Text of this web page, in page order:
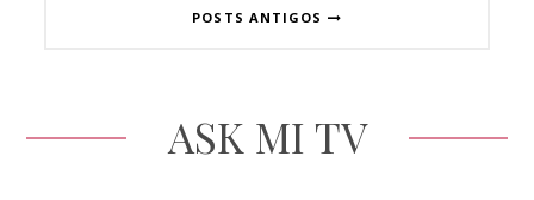
POSTS ANTIGOS
ASK MI TV